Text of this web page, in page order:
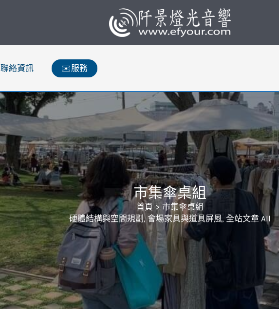
聯絡資訊 ✉️服務
市集傘桌組
首頁
市集傘桌組
硬體結構與空間規劃,會場家具與道具屏風, 全站文章 All